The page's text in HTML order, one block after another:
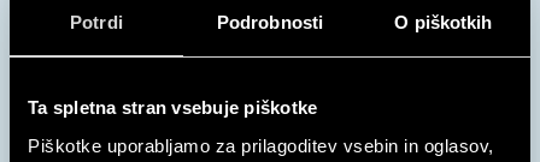
Potrdi Podrobnosti O piškotkih
Ta spletna stran vsebuje piškotke
Piškotke uporabljamo za prilagoditev vsebin in oglasov,